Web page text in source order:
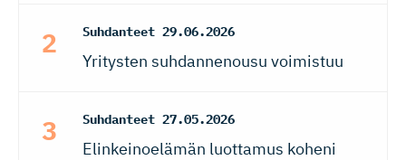
Suhdanteet 29.06.2026
Yritysten suhdannenousu voimistuu
Suhdanteet 27.05.2026
Elinkeinoelämän luottamus koheni